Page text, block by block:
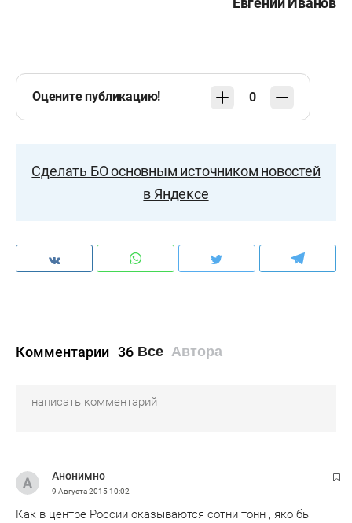
Оцените публикацию! 0
Сделать БО основным источником новостей
в Яндексе
Комментарии 36 Все Автора
Анонимно
9 Августа 201510:02
Как в центре России оказываются сотни тонн , яко бы